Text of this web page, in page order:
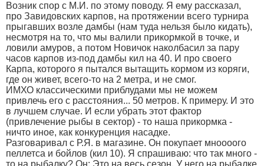
Возник спор с М.И. по этому поводу. Я ему рассказал,
про Завидовских карпов, на протяжении всего турнира
прыгавших возле дамбы (нам туда нельзя было кидать),
несмотря на то, что мы валили прикормкой в точке, и
ловили амуров, а потом Новичок наколбасил за пару
часов карпов из-под дамбы кил на 40. И про своего
Карпа, которого я пытался вытащить кормом из коряги,
где он живет, всего-то на 2 метра, и не смог.
ИМХО классическими приблудами мы не можем
привлечь его с расстояния... 50 метров. К примеру. И это
в лучшем случае. И если убрать этот фактор
(привлечение рыбы в сектор) - то наша прикормка -
ничто иное, как конкуренция насадке.
Разговаривал с Р.Я. в магазине. Он покупает мноооого
пеллетса и бойлов (кил 10). Я спрашиваю: что так много -